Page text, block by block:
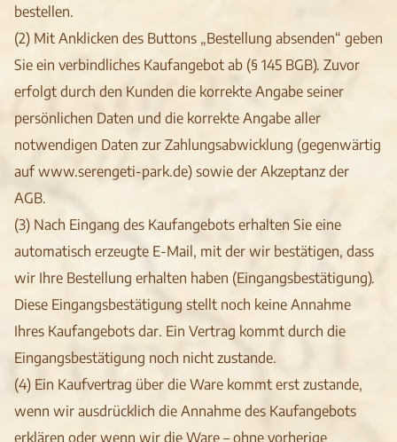
bestellen.
(2) Mit Anklicken des Buttons „Bestellung absenden“ geben
Sie ein verbindliches Kaufangebot ab (§ 145 BGB). Zuvor
erfolgt durch den Kunden die korrekte Angabe seiner
persönlichen Daten und die korrekte Angabe aller
notwendigen Daten zur Zahlungsabwicklung (gegenwärtig
auf www.serengeti-park.de) sowie der Akzeptanz der
AGB.
(3) Nach Eingang des Kaufangebots erhalten Sie eine
automatisch erzeugte E-Mail, mit der wir bestätigen, dass
wir Ihre Bestellung erhalten haben (Eingangsbestätigung).
Diese Eingangsbestätigung stellt noch keine Annahme
Ihres Kaufangebots dar. Ein Vertrag kommt durch die
Eingangsbestätigung noch nicht zustande.
(4) Ein Kaufvertrag über die Ware kommt erst zustande,
wenn wir ausdrücklich die Annahme des Kaufangebots
erklären oder wenn wir die Ware – ohne vorherige